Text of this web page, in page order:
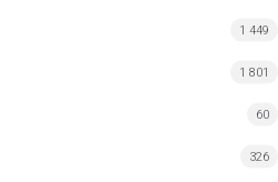
1 449
1 801
60
326